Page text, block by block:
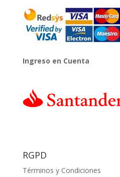
Ingreso en Cuenta
RGPD
Términos y Condiciones